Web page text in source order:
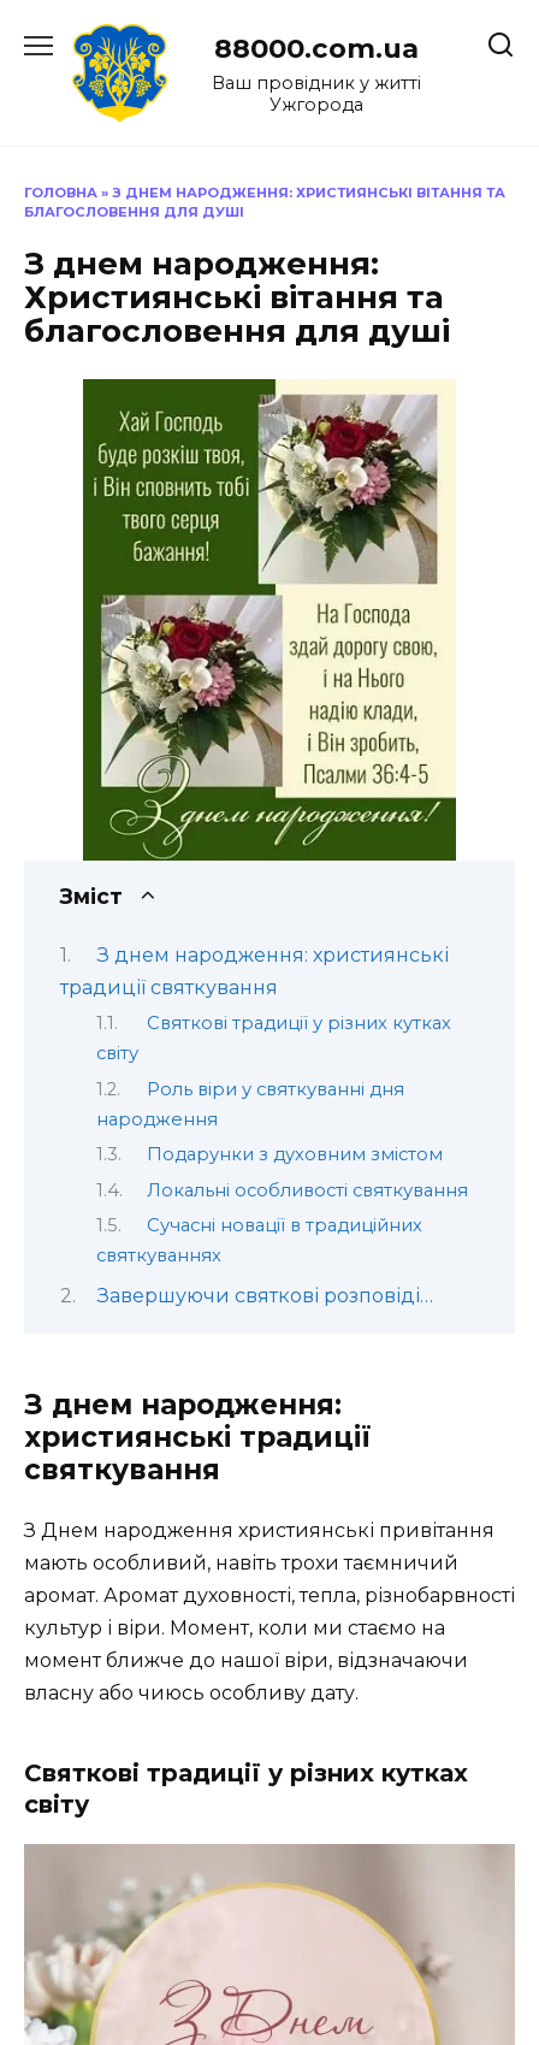
до
88000.com.ua
Ваш провідник у житті
Ужгорода
ГОЛОВНА » З ДНЕМ НАРОДЖЕННЯ: ХРИСТИЯНСЬКІ ВІТАННЯ ТА
БЛАГОСЛОВЕННЯ ДЛЯ ДУШІ
З днем народження:
Християнські вітання та
благословення для душі
Зміст
З днем народження: християнські
традиції святкування
Святкові традиції у різних кутках
світу
Роль віри у святкуванні дня
народження
Подарунки з духовним змістом
Локальні особливості святкування
Сучасні новації в традиційних
святкуваннях
Завершуючи святкові розповіді…
З днем народження:
християнські традиції
святкування
З Днем народження християнські привітання
мають особливий, навіть трохи таємничий
аромат. Аромат духовності, тепла, різнобарвності
культур і віри. Момент, коли ми стаємо на
момент ближче до нашої віри, відзначаючи
власну або чиюсь особливу дату.
Святкові традиції у різних кутках
світу